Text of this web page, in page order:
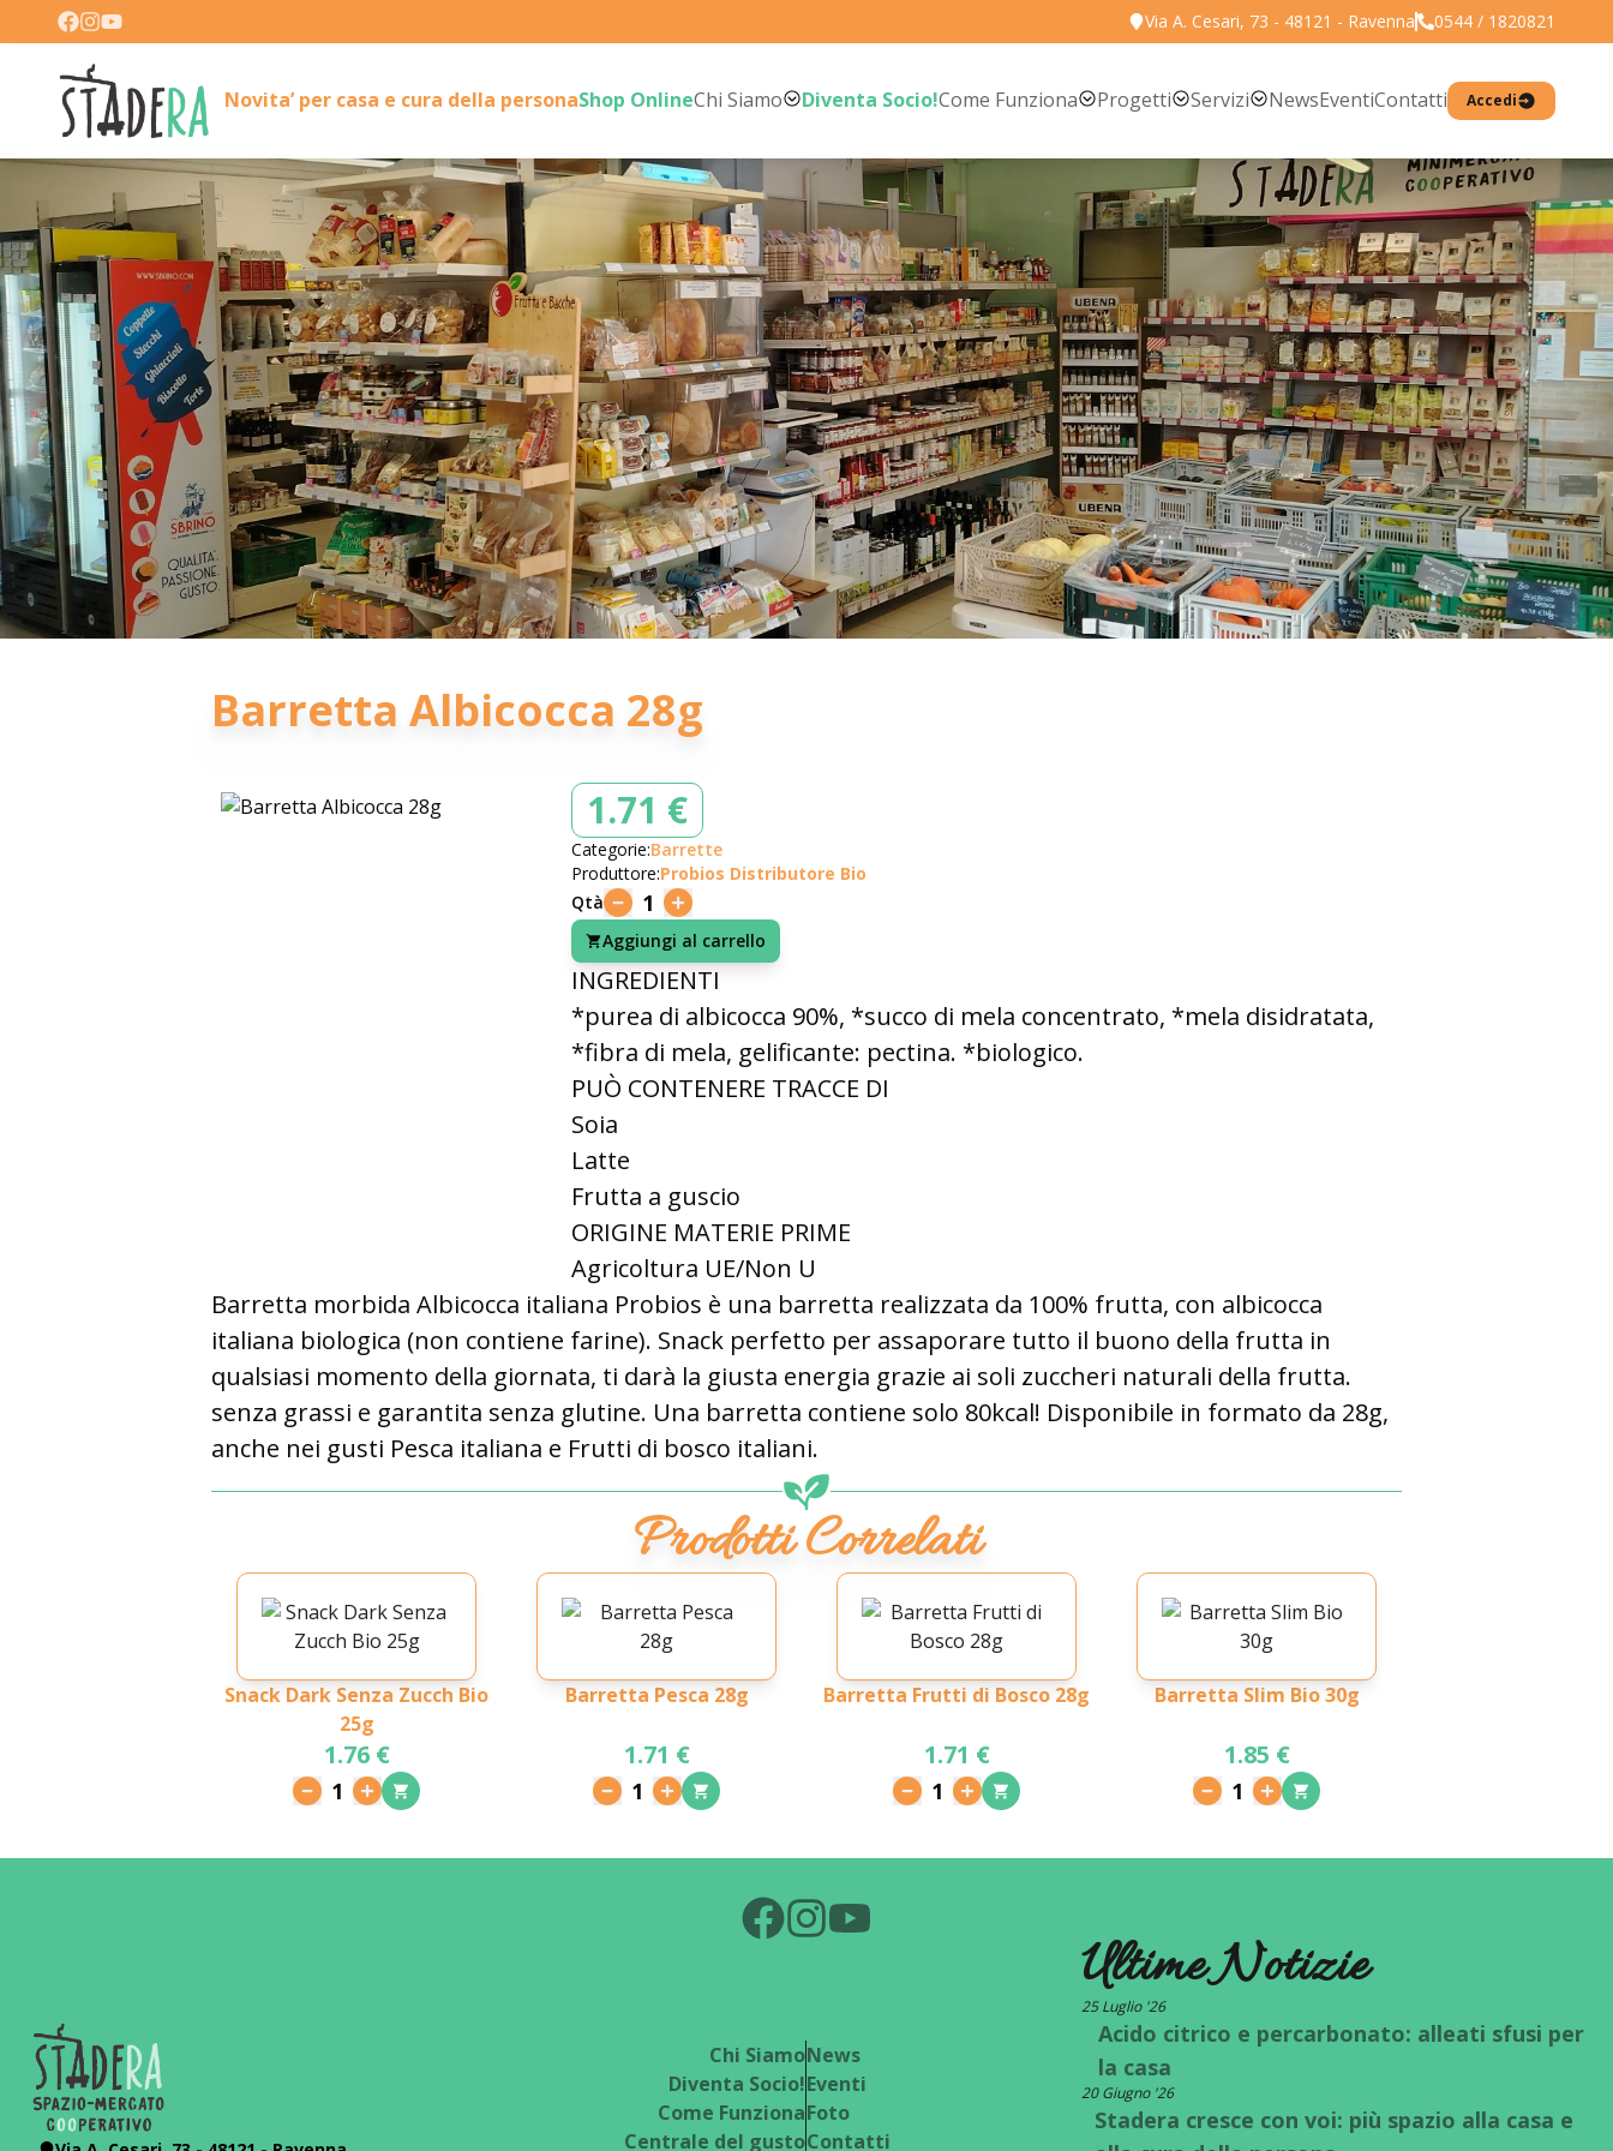
Via A. Cesari, 73 - 48121 - Ravenna 0544 / 1820821
Novita’ per casa e cura della personaShop OnlineChi Siamo Diventa Socio!Come Funziona Progetti Servizi NewsEventiContatti Accedi
Barretta Albicocca 28g
1.71 €
Categorie:Barrette
Produttore:Probios Distributore Bio
Qtà
1
Aggiungi al carrello
INGREDIENTI
*purea di albicocca 90%, *succo di mela concentrato, *mela disidratata,
*fibra di mela, gelificante: pectina. *biologico.
PUÒ CONTENERE TRACCE DI
Soia
Latte
Frutta a guscio
ORIGINE MATERIE PRIME
Agricoltura UE/Non U
Barretta morbida Albicocca italiana Probios è una barretta realizzata da 100% frutta, con albicocca
italiana biologica (non contiene farine). Snack perfetto per assaporare tutto il buono della frutta in
qualsiasi momento della giornata, ti darà la giusta energia grazie ai soli zuccheri naturali della frutta.
senza grassi e garantita senza glutine. Una barretta contiene solo 80kcal! Disponibile in formato da 28g,
anche nei gusti Pesca italiana e Frutti di bosco italiani.
Prodotti Correlati
Snack Dark Senza Zucch Bio
25g
1.76 €
1
Barretta Pesca 28g
1.71 €
1
Barretta Frutti di Bosco 28g
1.71 €
1
Barretta Slim Bio 30g
1.85 €
1
Chi Siamo
Diventa Socio!
Come Funziona
Centrale del gusto
News
Eventi
Foto
Contatti
Ultime Notizie
25 Luglio '26
Acido citrico e percarbonato: alleati sfusi per
la casa
20 Giugno '26
Stadera cresce con voi: più spazio alla casa e